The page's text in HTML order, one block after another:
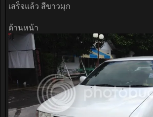
เสร็จแล้ว สีขาวมุก
ด้านหน้า